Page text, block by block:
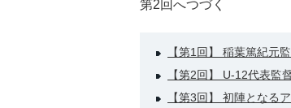
第2回へつづく
【第1回】 稲葉篤紀元
【第2回】 U-12代表監
【第3回】 初陣となる